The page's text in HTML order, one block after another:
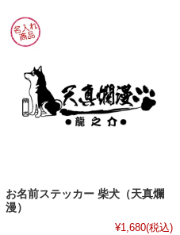
お名前ステッカー 柴犬（天真爛
漫）
¥1,680(税込)